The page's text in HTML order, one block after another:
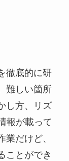
徹底的に研
難しい箇所
し方、リズ
報が載って
だけど、
ことができ